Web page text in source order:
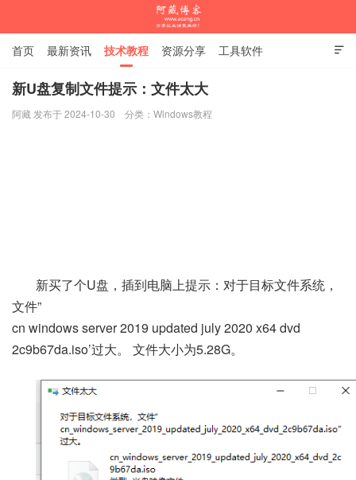

首页 最新资讯 技术教程 资源分享 工具软件
杂谈随笔
新U盘复制文件提示：文件太大
阿藏 发布于 2024-10-30 分类： Windows教程
新买了个U盘，插到电脑上提示：对于目标文件系统，
文件”
cn windows server 2019 updated july 2020 x64 dvd
2c9b67da.iso’过大。 文件大小为5.28G。